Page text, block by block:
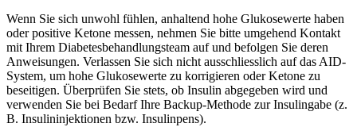
Wenn Sie sich unwohl fühlen, anhaltend hohe Glukosewerte haben
oder positive Ketone messen, nehmen Sie bitte umgehend Kontakt
mit Ihrem Diabetesbehandlungsteam auf und befolgen Sie deren
Anweisungen. Verlassen Sie sich nicht ausschliesslich auf das AID-
System, um hohe Glukosewerte zu korrigieren oder Ketone zu
beseitigen. Überprüfen Sie stets, ob Insulin abgegeben wird und
verwenden Sie bei Bedarf Ihre Backup-Methode zur Insulingabe (z.
B. Insulininjektionen bzw. Insulinpens).